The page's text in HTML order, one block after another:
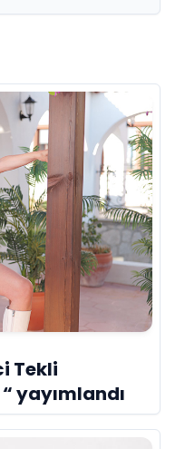
Tekli
yayımlandı